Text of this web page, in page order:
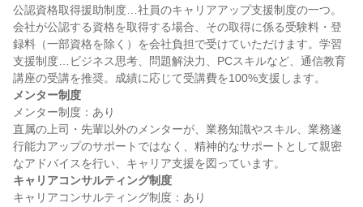
公認資格取得援助制度…社員のキャリアアップ支援制度の一つ。
会社が公認する資格を取得する場合、その取得に係る受験料・登
録料（一部資格を除く）を会社負担で受けていただけます。学習
支援制度…ビジネス思考、問題解決力、PCスキルなど、通信教育
メンター制度
メンター制度：あり
直属の上司・先輩以外のメンターが、業務知識やスキル、業務遂
行能力アップのサポートではなく、精神的なサポートとして親密
キャリアコンサルティング制度
キャリアコンサルティング制度：あり